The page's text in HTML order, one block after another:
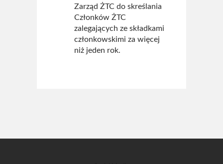
Zarząd ŻTC do skreślania
Członków ŻTC
zalegających ze składkami
członkowskimi za więcej
niż jeden rok.